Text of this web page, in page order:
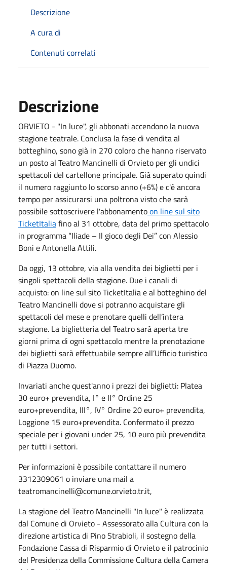
Descrizione
A cura di
Contenuti correlati
Descrizione
ORVIETO - "In luce", gli abbonati accendono la nuova
stagione teatrale. Conclusa la fase di vendita al
botteghino, sono già in 270 coloro che hanno riservato
un posto al Teatro Mancinelli di Orvieto per gli undici
spettacoli del cartellone principale. Già superato quindi
il numero raggiunto lo scorso anno (+6%) e c'è ancora
tempo per assicurarsi una poltrona visto che sarà
possibile sottoscrivere l'abbonamentoon line sul sito
TicketItaliafino al 31 ottobre, data del primo spettacolo
in programma “Iliade – Il gioco degli Dei” con Alessio
Boni e Antonella Attili.
Da oggi, 13 ottobre, via alla vendita dei biglietti per i
singoli spettacoli della stagione. Due i canali di
acquisto: on line sul sito TicketItalia e al botteghino del
Teatro Mancinelli dove si potranno acquistare gli
spettacoli del mese e prenotare quelli dell’intera
stagione. La biglietteria del Teatro sarà aperta tre
giorni prima di ogni spettacolo mentre la prenotazione
dei biglietti sarà effettuabile sempre all’Ufficio turistico
di Piazza Duomo.
Invariati anche quest'anno i prezzi dei biglietti: Platea
30 euro+ prevendita, I° e II° Ordine 25
euro+prevendita, III°, IV° Ordine 20 euro+ prevendita,
Loggione 15 euro+prevendita. Confermato il prezzo
speciale per i giovani under 25, 10 euro più prevendita
per tutti i settori.
Per informazioni è possibile contattare il numero
3312309061 o inviare una mail a
teatromancinelli@comune.orvieto.tr.it,
La stagione del Teatro Mancinelli "In luce" è realizzata
dal Comune di Orvieto - Assessorato alla Cultura con la
direzione artistica di Pino Strabioli, il sostegno della
Fondazione Cassa di Risparmio di Orvieto e il patrocinio
del Presidenza della Commissione Cultura della Camera